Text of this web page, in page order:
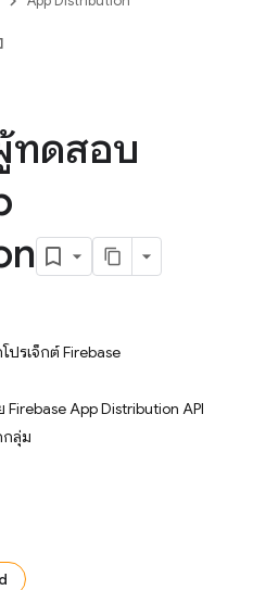
ทดสอบ
ปรเจ็กต์ Firebase
App Distribution API
กลุ่ม